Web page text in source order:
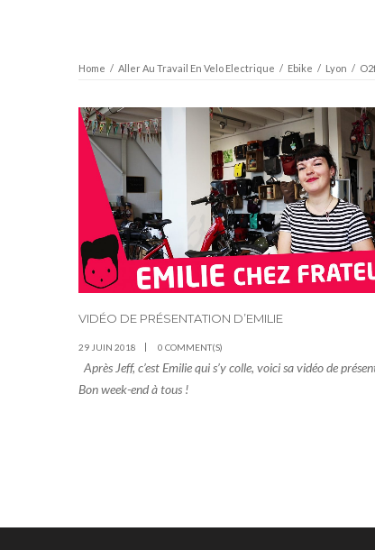
Home / Aller Au Travail En Velo Electrique / Ebike / Lyon /
VIDÉO DE PRÉSENTATION D’EMILIE
29 JUIN 2018 0 COMMENT(S)
Après Jeff, c’est Emilie qui s’y colle, voici sa vidéo de
Bon week-end à tous !